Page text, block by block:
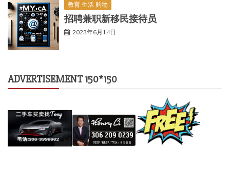
教育 生活 购物
招聘兼职新移民接待员
2023年6月14日
ADVERTISEMENT 150*150